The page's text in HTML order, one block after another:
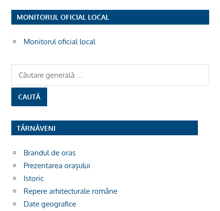
MONITORUL OFICIAL LOCAL
Monitorul oficial local
TÂRNĂVENI
Brandul de oras
Prezentarea orașului
Istoric
Repere arhitecturale române
Date geografice